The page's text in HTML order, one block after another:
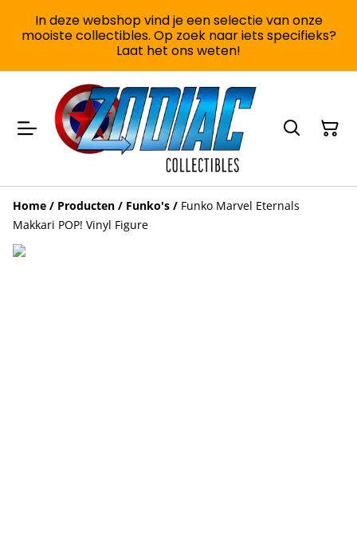
In deze webshop vind je een selectie van onze
mooiste collectibles. Op zoek naar iets specifieks?
Laat het ons weten!
Home / Producten / Funko's / Funko Marvel Eternals
Makkari POP! Vinyl Figure